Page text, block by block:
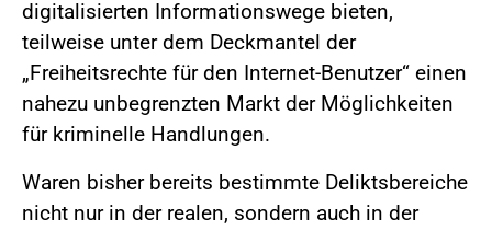
digitalisierten Informationswege bieten,
teilweise unter dem Deckmantel der
„Freiheitsrechte für den Internet-Benutzer“ einen
nahezu unbegrenzten Markt der Möglichkeiten
für kriminelle Handlungen.
Waren bisher bereits bestimmte Deliktsbereiche
nicht nur in der realen, sondern auch in der